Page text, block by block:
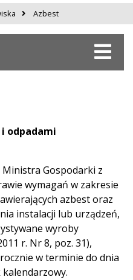
Azbest
odpadami
Gospodarki z
wymagań w zakresie
azbest oraz
instalacji lub urządzeń,
wyroby
r. Nr 8, poz. 31),
w terminie do dnia